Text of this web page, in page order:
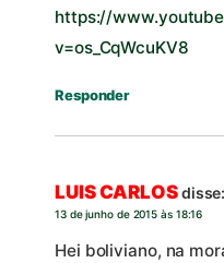
https://
v=os_CqWcuKV8
Responder
LUIS CARLOSdisse:
13 de junho de 2015 às 18:16
Hei boliviano, na